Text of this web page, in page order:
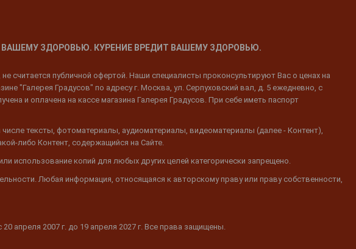
ЗДОРОВЬЮ. КУРЕНИЕ ВРЕДИТ ВАШЕМУ ЗДОРОВЬЮ.
считается публичной офертой. Наши специалисты проконсультируют Вас о ценах на
"Галерея Градусов" по адресу г. Москва, ул. Серпуховский вал, д. 5 ежедневно, с
и оплачена на кассе магазина Галерея Градусов. При себе иметь паспорт
тексты, фотоматериалы, аудиоматериалы, видеоматериалы (далее - Контент),
либо Контент, содержащийся на Сайте.
использование копий для любых других целей категорически запрещено.
Любая информация, относящаяся к авторскому праву или праву собственности,
апреля 2007 г. до 19 апреля 2027 г. Все права защищены.